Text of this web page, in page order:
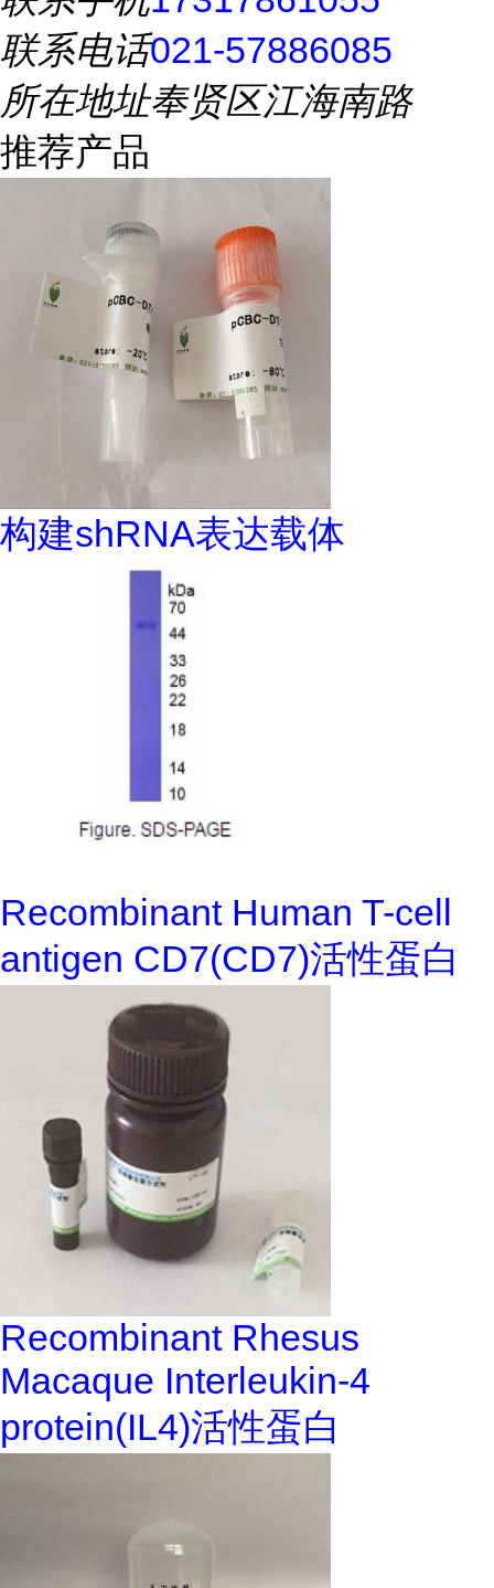
联系电话021-57886085
所在地址奉贤区江海南路
推荐产品
构建shRNA表达载体
Recombinant Human T-cell
antigen CD7(CD7)活性蛋白
Recombinant Rhesus
Macaque Interleukin-4
protein(IL4)活性蛋白